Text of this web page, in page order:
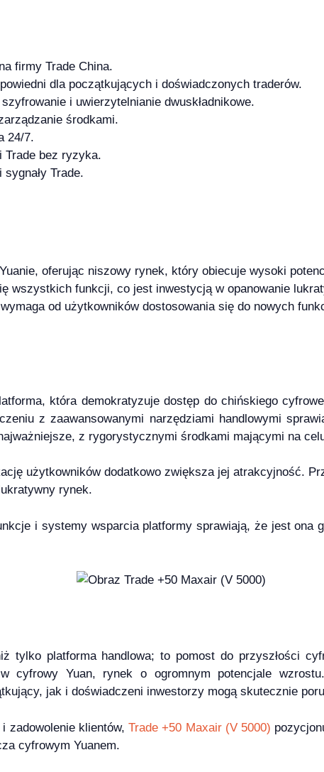
firmy Trade China.
dla początkujących i doświadczonych traderów.
i uwierzytelnianie dwuskładnikowe.
środkami.
24/7.
Trade bez ryzyka.
Trade.
oferując niszowy rynek, który obiecuje wysoki
wszystkich funkcji, co jest inwestycją w opanowanie
od użytkowników dostosowania się do nowych
która demokratyzuje dostęp do chińskiego
z zaawansowanymi narzędziami handlowymi
z rygorystycznymi środkami mającymi na
użytkowników dodatkowo zwiększa jej atrakcyjność.
rynek.
i systemy wsparcia platformy sprawiają, że jest ona
tylko platforma handlowa; to pomost do przyszłości
cyfrowy Yuan, rynek o ogromnym potencjale
jak i doświadczeni inwestorzy mogą skutecznie
zadowolenie klientów, Trade +50 Maxair (V 5000)
cyfrowym Yuanem.